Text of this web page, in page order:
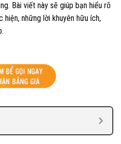
Bài viết này sẽ giúp bạn hiểu rõ
những lời khuyên hữu ích,